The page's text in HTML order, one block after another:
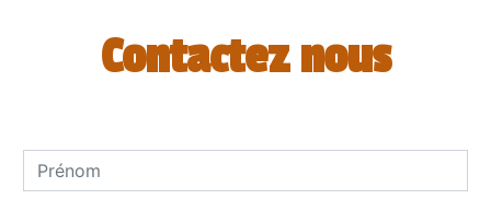
Contactez nous